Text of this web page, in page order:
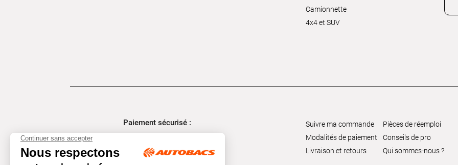
Camionnette
4x4 et SUV
Paiement sécurisé :
Suivre ma commande
Modalités de paiement
Livraison et retours
Pièces de réemploi
Conseils de pro
Qui sommes-nous ?